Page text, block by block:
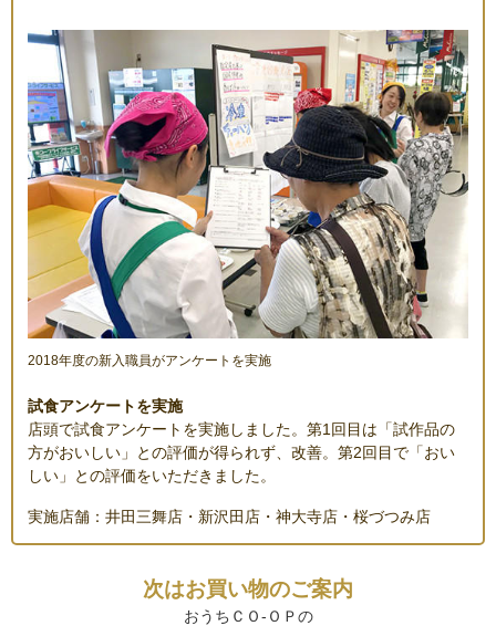
2018年度の新入職員がアンケートを実施
試食アンケートを実施
店頭で試食アンケートを実施しました。第1回目は「試作品の
方がおいしい」との評価が得られず、改善。第2回目で「おい
しい」との評価をいただきました。
実施店舗：井田三舞店・新沢田店・神大寺店・桜づつみ店
次はお買い物のご案内
おうちＣＯ-ＯＰの